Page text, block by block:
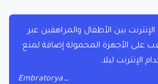
بين الأطفال والمراهقين عبر
على الأجهزة المحمولة إضافة لمنع
الإنترنت ليلا.
Embratorya